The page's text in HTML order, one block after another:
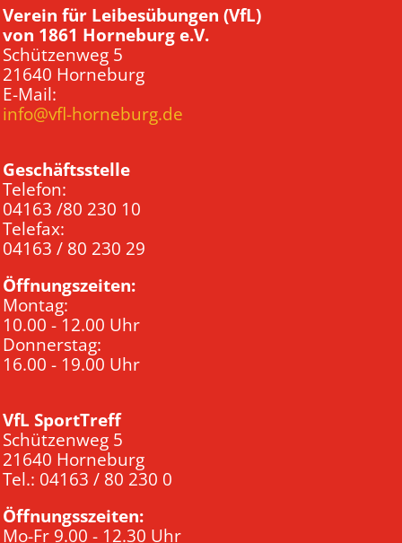
Verein für Leibesübungen (VfL)
von 1861 Horneburg e.V.
Schützenweg 5
21640 Horneburg
E-Mail:
info@vfl-horneburg.de
Geschäftsstelle
Telefon:
04163 /80 230 10
Telefax:
04163 / 80 230 29
Öffnungszeiten:
Montag:
10.00 - 12.00 Uhr
Donnerstag:
16.00 - 19.00 Uhr
VfL SportTreff
Schützenweg 5
21640 Horneburg
Tel.: 04163 / 80 230 0
Öffnungsszeiten:
Mo-Fr 9.00 - 12.30 Uhr